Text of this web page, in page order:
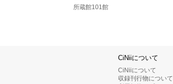
所蔵館101館
CiNiiについて
CiNiiについて
収録刊行物について